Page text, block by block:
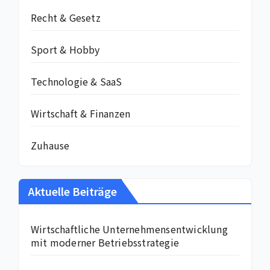
Recht & Gesetz
Sport & Hobby
Technologie & SaaS
Wirtschaft & Finanzen
Zuhause
Aktuelle Beiträge
Wirtschaftliche Unternehmensentwicklung
mit moderner Betriebsstrategie